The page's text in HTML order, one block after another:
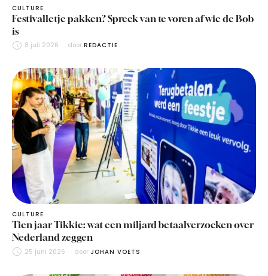
CULTURE
Festivalletje pakken? Spreek van te voren af wie de Bob
is
8 juli 2026 door REDACTIE
CULTURE
Tien jaar Tikkie: wat een miljard betaalverzoeken over
Nederland zeggen
25 juni 2026 door JOHAN VOETS